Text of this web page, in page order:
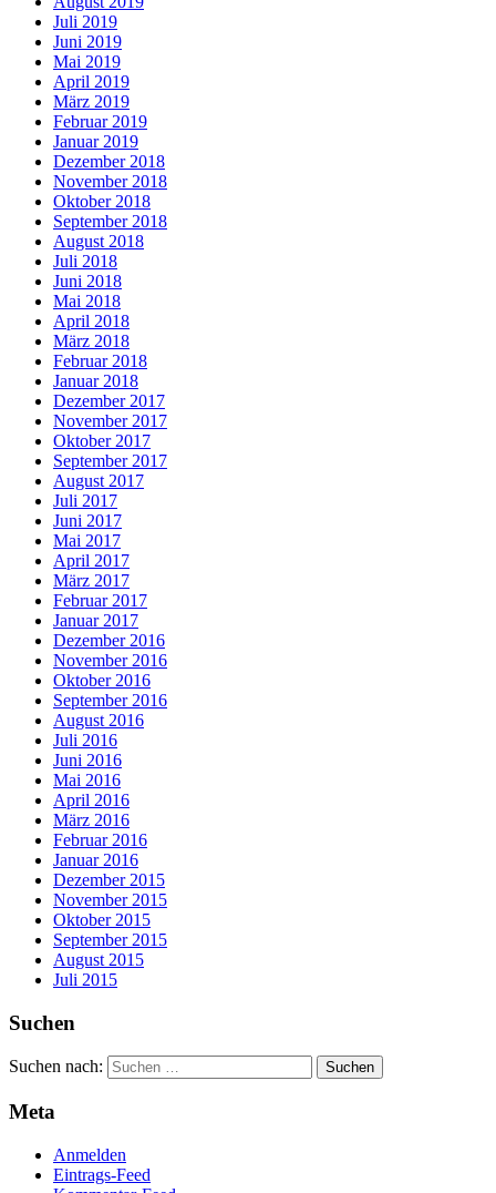
Juli 2019
Juni 2019
Mai 2019
April 2019
März 2019
Februar 2019
Januar 2019
Dezember 2018
November 2018
Oktober 2018
September 2018
August 2018
Juli 2018
Juni 2018
Mai 2018
April 2018
März 2018
Februar 2018
Januar 2018
Dezember 2017
November 2017
Oktober 2017
September 2017
August 2017
Juli 2017
Juni 2017
Mai 2017
April 2017
März 2017
Februar 2017
Januar 2017
Dezember 2016
November 2016
Oktober 2016
September 2016
August 2016
Juli 2016
Juni 2016
Mai 2016
April 2016
März 2016
Februar 2016
Januar 2016
Dezember 2015
November 2015
Oktober 2015
September 2015
August 2015
Juli 2015
Suchen
Suchen nach:
Meta
Anmelden
Eintrags-Feed